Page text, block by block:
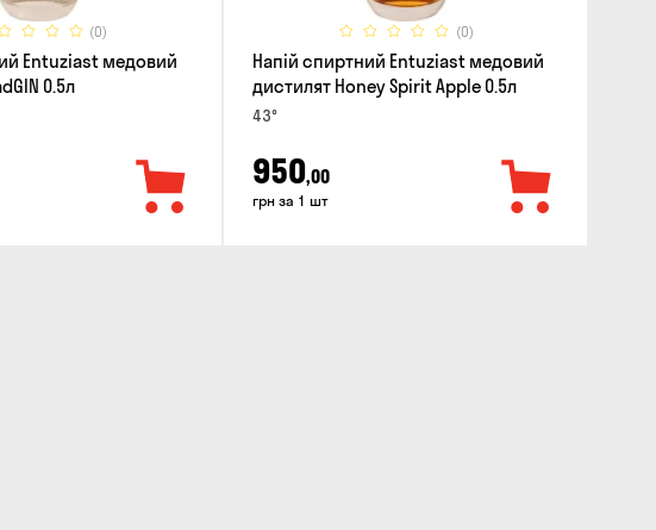
(0)
Entuziast медовий
0.5л
(0)
Напій спиртний Entuziast медовий
дистилят Honey Spirit Apple 0.5л
43°
950,00
грн за 1 шт